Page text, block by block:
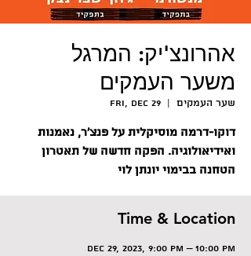
אהרונצ'יק: המרגל
משער העמקים
Fri, Dec 29
  |
שער העמקים
דוקו-דרמה מוסיקלית על פנצ'ר, נאמנות
ואידיאולוגיה. הפקה חדשה של תאטרון
הטחנה בבימוי יונתן לוי
Time & Location
Dec 29, 2023, 9:00 PM – 10:00 PM